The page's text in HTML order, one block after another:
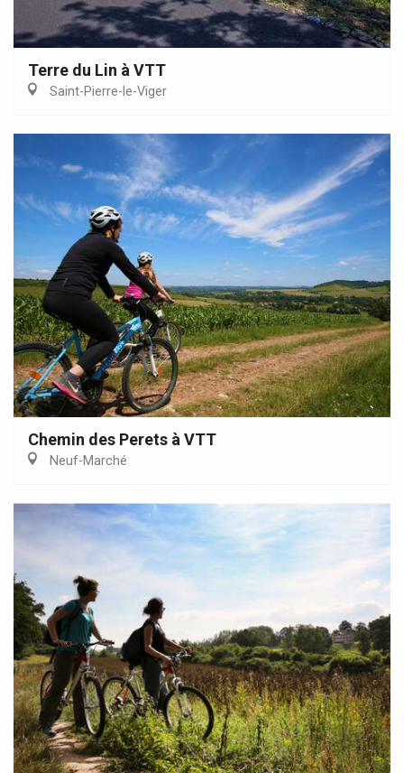
Terre du Lin à VTT
Saint-Pierre-le-Viger
Chemin des Perets à VTT
Neuf-Marché